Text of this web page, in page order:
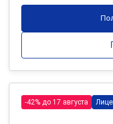
-42% до 17 августа